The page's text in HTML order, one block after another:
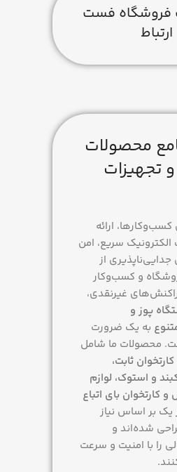
اصالت و سلامت فیزیکی کالا
سیم کارتی
سامانه
48 ساعت
سرعت تراکنش
نگهداری شارژ
3 تا 4 ساعت
وضعیت فعالسازی
فروشگاه فست
ارتباط
محصولات
تجهیزات
ارائه
سریع، امن
از
و کسب‌وکار
غیرنقدی،
پوز و
به یک ضرورت
محصولات ما شامل
ثابت،
و استوک، لوازم
کارتخوان بای اتباع
بر اساس نیاز
شده‌اند و
را با امنیت و سرعت